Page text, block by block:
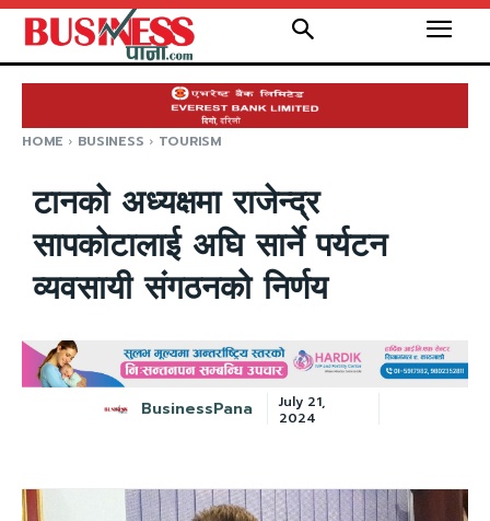
HOME BUSINESS TOURISM
टानको अध्यक्षमा राजेन्द्र
सापकोटालाई अघि सार्ने पर्यटन
व्यवसायी संगठनको निर्णय
BusinessPana
July 21,
2024